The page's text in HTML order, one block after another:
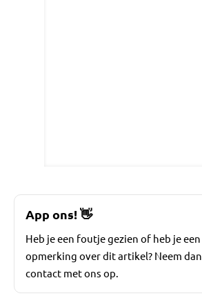
App ons!👋
Heb je een foutje gezien of heb je een
opmerking over dit artikel? Neem dan
contact met ons op.